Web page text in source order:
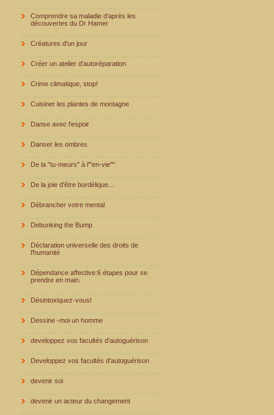
Comprendre sa maladie d'après les
découvertes du Dr Hamer
Créatures d'un jour
Créer un atelier d'autoréparation
Crime climatique, stop!
Cuisiner les plantes de montagne
Danse avec l'espoir
Danser les ombres
De la "tu-meurs" à l'"en-vie""
De la joie d'être bordélique...
Débrancher votre mental
Debunking the Bump
Déclaration universelle des droits de
l'humanité
Dépendance affective:6 étapes pour se
prendre en main.
Désintoxiquez-vous!
Dessine -moi un homme
developpez vos facultés d'autoguérison
Developpez vos facultés d'autoguérison
devenir soi
devenir un acteur du changement